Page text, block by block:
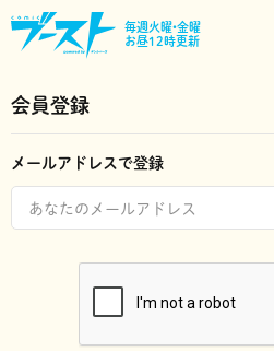
毎週火曜•金曜
お昼12時更新
会員登録
メールアドレスで登録